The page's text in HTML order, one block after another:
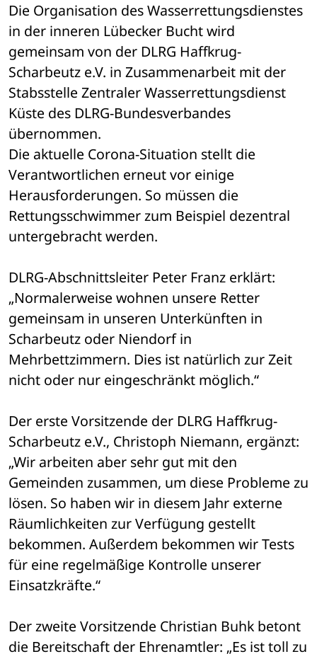
Die Organisation des Wasserrettungsdienstes
in der inneren Lübecker Bucht wird
gemeinsam von der DLRG Haffkrug-
Scharbeutz e.V. in Zusammenarbeit mit der
Stabsstelle Zentraler Wasserrettungsdienst
Küste des DLRG-Bundesverbandes
übernommen.
Die aktuelle Corona-Situation stellt die
Verantwortlichen erneut vor einige
Herausforderungen. So müssen die
Rettungsschwimmer zum Beispiel dezentral
untergebracht werden.
DLRG-Abschnittsleiter Peter Franz erklärt:
„Normalerweise wohnen unsere Retter
gemeinsam in unseren Unterkünften in
Scharbeutz oder Niendorf in
Mehrbettzimmern. Dies ist natürlich zur Zeit
nicht oder nur eingeschränkt möglich.“
Der erste Vorsitzende der DLRG Haffkrug-
Scharbeutz e.V., Christoph Niemann, ergänzt:
„Wir arbeiten aber sehr gut mit den
Gemeinden zusammen, um diese Probleme zu
lösen. So haben wir in diesem Jahr externe
Räumlichkeiten zur Verfügung gestellt
bekommen. Außerdem bekommen wir Tests
für eine regelmäßige Kontrolle unserer
Einsatzkräfte.“
Der zweite Vorsitzende Christian Buhk betont
die Bereitschaft der Ehrenamtler: „Es ist toll zu